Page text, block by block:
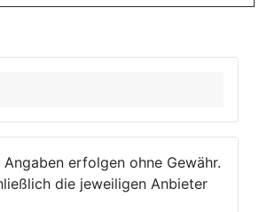
erfolgen ohne Gewähr.
die jeweiligen Anbieter